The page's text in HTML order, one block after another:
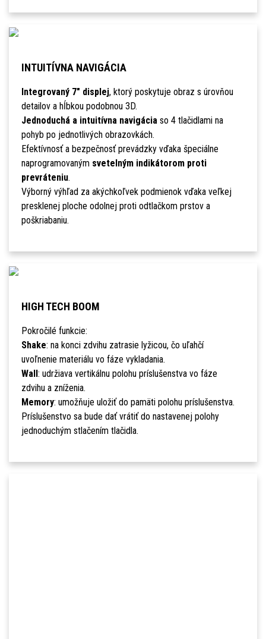
INTUITÍVNA NAVIGÁCIA
Integrovaný 7" displej, ktorý poskytuje obraz s úrovňou
detailov a hĺbkou podobnou 3D.
Jednoduchá a intuitívna navigáciaso 4 tlačidlami na
pohyb po jednotlivých obrazovkách.
Efektívnosť a bezpečnosť prevádzky vďaka špeciálne
naprogramovaným svetelným indikátorom proti
prevráteniu.
Výborný výhľad za akýchkoľvek podmienok vďaka veľkej
presklenej ploche odolnej proti odtlačkom prstov a
poškriabaniu.
HIGH TECH BOOM
Pokročilé funkcie:
Shake: na konci zdvihu zatrasie lyžicou, čo uľahčí
uvoľnenie materiálu vo fáze vykladania.
Wall : udržiava vertikálnu polohu príslušenstva vo fáze
zdvihu a zníženia.
Memory: umožňuje uložiť do pamäti polohu príslušenstva.
Príslušenstvo sa bude dať vrátiť do nastavenej polohy
jednoduchým stlačením tlačidla.